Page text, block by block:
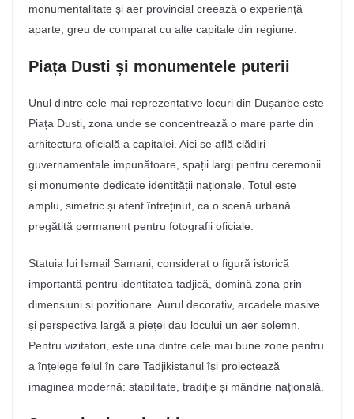
monumentalitate și aer provincial creează o experiență
aparte, greu de comparat cu alte capitale din regiune.
Piața Dusti și monumentele puterii
Unul dintre cele mai reprezentative locuri din Dușanbe este
Piața Dusti, zona unde se concentrează o mare parte din
arhitectura oficială a capitalei. Aici se află clădiri
guvernamentale impunătoare, spații largi pentru ceremonii
și monumente dedicate identității naționale. Totul este
amplu, simetric și atent întreținut, ca o scenă urbană
pregătită permanent pentru fotografii oficiale.
Statuia lui Ismail Samani, considerat o figură istorică
importantă pentru identitatea tadjică, domină zona prin
dimensiuni și poziționare. Aurul decorativ, arcadele masive
și perspectiva largă a pieței dau locului un aer solemn.
Pentru vizitatori, este una dintre cele mai bune zone pentru
a înțelege felul în care Tadjikistanul își proiectează
imaginea modernă: stabilitate, tradiție și mândrie națională.